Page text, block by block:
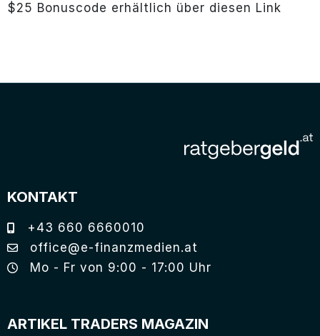
$25 Bonuscode erhältlich über diesen Link
KONTAKT
+43 660 6660010
office@e-finanzmedien.at
Mo - Fr von 9:00 - 17:00 Uhr
ARTIKEL TRADERS MAGAZIN